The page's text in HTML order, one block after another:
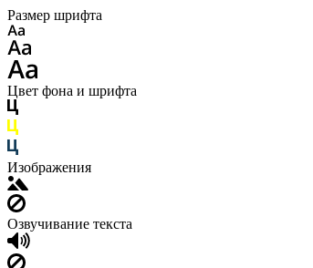
Размер шрифта
Цвет фона и шрифта
Изображения
Озвучивание текста